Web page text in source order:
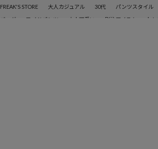
FREAK'S STORE
大人カジュアル 30代 パンツスタイル
バッグ
ワイドパンツ 大人可愛い 別注アイテム ト